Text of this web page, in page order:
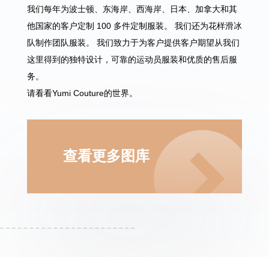
我们每年为波士顿、东海岸、西海岸、日本、加拿大和其
他国家的客户定制 100 多件定制服装。 我们还为花样滑冰
队制作团队服装。 我们致力于为客户提供客户期望从我们
这里得到的独特设计，可靠的运动员服装和优质的售后服
务。
请看看Yumi Couture的世界。
查看更多图库